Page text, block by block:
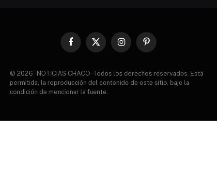
Facebook
X
InstagramPinterest
© 2026 - NOTICIAS CHACO- Todos los derechos reservados. Está
permitida, la reproducción del contenido de este sitio, bajo la
condición de mencionar la fuente.